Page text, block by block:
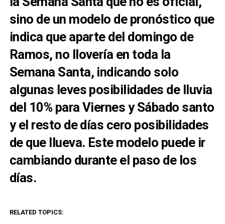
sino de un modelo de pronóstico que
indica que aparte del domingo de
Ramos, no llovería en toda la
Semana Santa, indicando solo
algunas leves posibilidades de lluvia
del 10% para Viernes y Sábado santo
y el resto de días cero posibilidades
de que llueva. Este modelo puede ir
cambiando durante el paso de los
días.
RELATED TOPICS: